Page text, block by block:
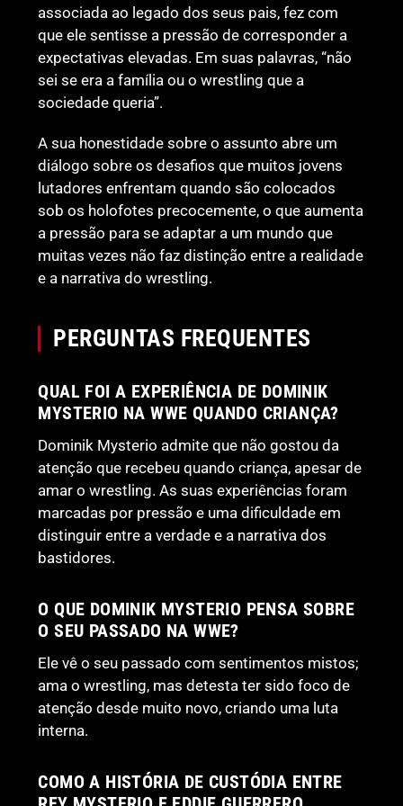
associada ao legado dos seus pais, fez com
que ele sentisse a pressão de corresponder a
expectativas elevadas. Em suas palavras, “não
sei se era a família ou o wrestling que a
sociedade queria”.
A sua honestidade sobre o assunto abre um
diálogo sobre os desafios que muitos jovens
lutadores enfrentam quando são colocados
sob os holofotes precocemente, o que aumenta
a pressão para se adaptar a um mundo que
muitas vezes não faz distinção entre a realidade
e a narrativa do wrestling.
PERGUNTAS FREQUENTES
QUAL FOI A EXPERIÊNCIA DE DOMINIK
MYSTERIO NA WWE QUANDO CRIANÇA?
Dominik Mysterio admite que não gostou da
atenção que recebeu quando criança, apesar de
amar o wrestling. As suas experiências foram
marcadas por pressão e uma dificuldade em
distinguir entre a verdade e a narrativa dos
bastidores.
O QUE DOMINIK MYSTERIO PENSA SOBRE
O SEU PASSADO NA WWE?
Ele vê o seu passado com sentimentos mistos;
ama o wrestling, mas detesta ter sido foco de
atenção desde muito novo, criando uma luta
interna.
COMO A HISTÓRIA DE CUSTÓDIA ENTRE